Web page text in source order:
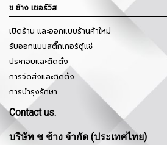
ช ช้าง เซอร์วิส
เปิดร้าน และออกแบบร้านค้าใหม่
รับออกแบบสติ๊กเกอร์ตู้แช่
ประกอบและติดตั้ง
การจัดส่งและติดตั้ง
การบำรุงรักษา
Contact us.
บริษัท ช ช้าง จำกัด (ประเทศไทย)